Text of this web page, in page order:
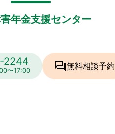
年金支援センター
2244
〜17:00 forum無料相談予約